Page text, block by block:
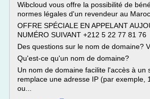
Wibcloud vous offre la possibilité de
normes légales d'un revendeur au Maroc.
OFFRE SPÉCIALE EN APPELANT
NUMÉRO SUIVANT +212 5 22 77 81 76
Des questions sur le nom de domaine?
Qu'est-ce qu'un nom de domaine?
Un nom de domaine facilite l'accès à un
remplace une adresse IP (par exemple,
ou...